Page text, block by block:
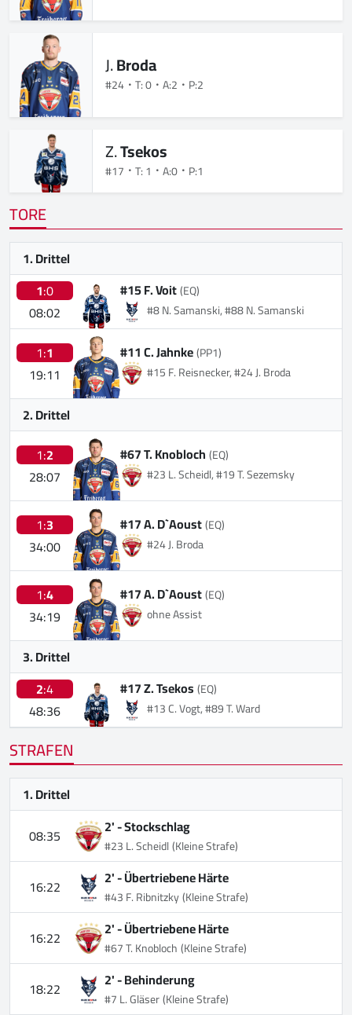
J.Broda
#24 T: 0 A:2 P:2
Z.Tsekos
#17 T: 1 A:0 P:1
TORE
1. Drittel
1:0
08:02
#15 F. Voit(EQ)
#8 N. Samanski, #88 N. Samanski
1:1
19:11
#11 C. Jahnke(PP1)
#15 F. Reisnecker, #24 J. Broda
2. Drittel
1:2
28:07
#67 T. Knobloch(EQ)
#23 L. Scheidl, #19 T. Sezemsky
1:3
34:00
#17 A. D`Aoust(EQ)
#24 J. Broda
1:4
34:19
#17 A. D`Aoust(EQ)
ohne Assist
3. Drittel
2:4
48:36
#17 Z. Tsekos(EQ)
#13 C. Vogt, #89 T. Ward
STRAFEN
1. Drittel
08:35
2' -Stockschlag
#23 L. Scheidl(Kleine Strafe)
16:22 2' -Übertriebene Härte
#43 F. Ribnitzky(Kleine Strafe)
16:22 2' -Übertriebene Härte
#67 T. Knobloch(Kleine Strafe)
18:22 2' -Behinderung
#7 L. Gläser(Kleine Strafe)